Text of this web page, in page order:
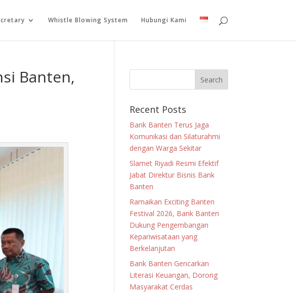
Whistle Blowing System Hubungi Kami
Banten,
Recent Posts
Bank Banten Terus Jaga
Komunikasi dan Silaturahmi
dengan Warga Sekitar
Slamet Riyadi Resmi Efektif
Jabat Direktur Bisnis Bank
Banten
Ramaikan Exciting Banten
Festival 2026, Bank Banten
Dukung Pengembangan
Kepariwisataan yang
Berkelanjutan
Bank Banten Gencarkan
Literasi Keuangan, Dorong
Masyarakat Cerdas